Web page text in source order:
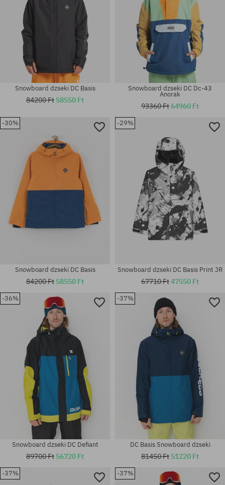
Elérhető méretek:
Elérhető méretek:
Snowboard dzseki DC Basis
84200 Ft 58550 Ft
Elérhető méretek:
Snowboard dzseki DC Dc-43
Anorak
93360 Ft64960 Ft
-30%
Snowboard dzseki DC Basis
84200 Ft 58550 Ft
-29%
Snowboard dzseki DC Basis Print JR
67710 Ft47550 Ft
-36%
Snowboard dzseki DC Defiant
89700 Ft 56720 Ft
-37%
DC Basis Snowboard dzseki
81450 Ft 51220 Ft
-37% -37%